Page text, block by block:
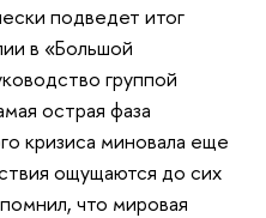
подведет итог
в «Большой
группой
острая фаза
кризиса миновала еще
ощущаются до сих
что мировая